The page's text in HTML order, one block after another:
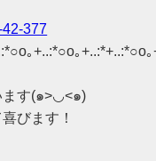
377
｡+..:*○o｡+..:*+..:*○o｡
ます(๑>◡<๑)
びます！